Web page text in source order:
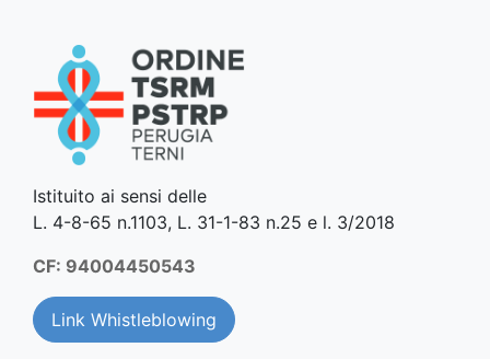
Istituito ai sensi delle
L. 4-8-65 n.1103, L. 31-1-83 n.25 e l. 3/2018
CF: 94004450543
Link Whistleblowing